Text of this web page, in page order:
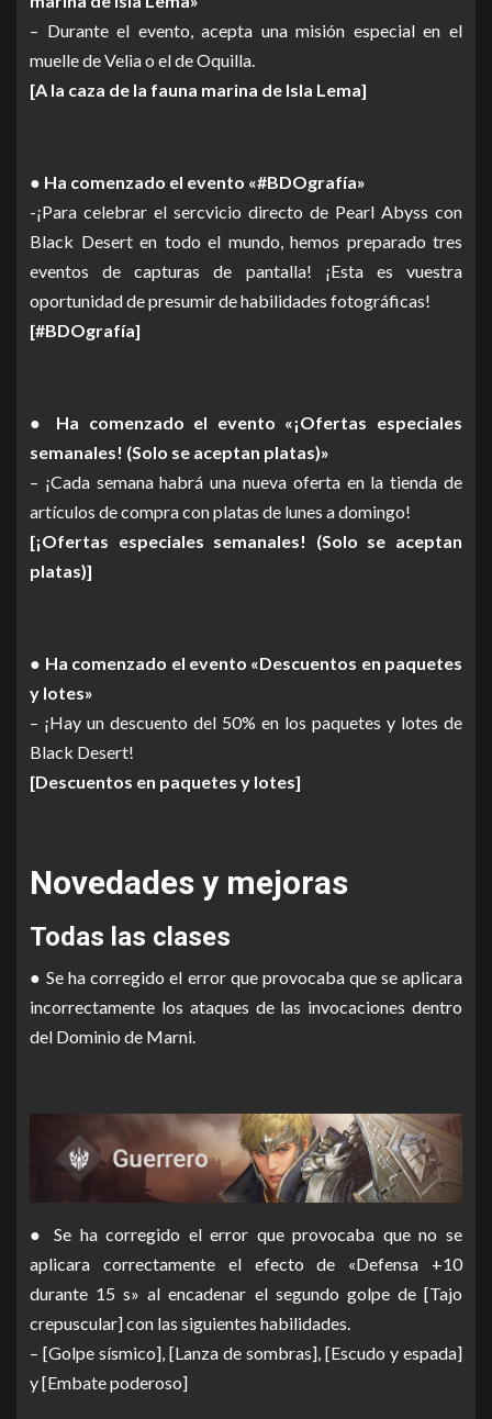
– Durante el evento, acepta una misión especial en el
muelle de Velia o el de Oquilla.
[A la caza de la fauna marina de Isla Lema]
● Ha comenzado el evento «#BDOgrafía»
-¡Para celebrar el sercvicio directo de Pearl Abyss con
Black Desert en todo el mundo, hemos preparado tres
eventos de capturas de pantalla! ¡Esta es vuestra
oportunidad de presumir de habilidades fotográficas!
[#BDOgrafía]
● Ha comenzado el evento «¡Ofertas especiales
semanales! (Solo se aceptan platas)»
– ¡Cada semana habrá una nueva oferta en la tienda de
artículos de compra con platas de lunes a domingo!
[¡Ofertas especiales semanales! (Solo se aceptan
platas)]
● Ha comenzado el evento «Descuentos en paquetes
y lotes»
– ¡Hay un descuento del 50% en los paquetes y lotes de
Black Desert!
[Descuentos en paquetes y lotes]
Novedades y mejoras
Todas las clases
● Se ha corregido el error que provocaba que se aplicara
incorrectamente los ataques de las invocaciones dentro
del Dominio de Marni.
● Se ha corregido el error que provocaba que no se
aplicara correctamente el efecto de «Defensa +10
durante 15 s» al encadenar el segundo golpe de [Tajo
crepuscular] con las siguientes habilidades.
– [Golpe sísmico], [Lanza de sombras], [Escudo y espada]
y [Embate poderoso]